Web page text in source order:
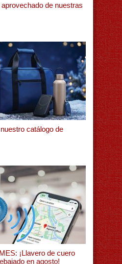
de nuestras
catálogo de
¡Llavero de cuero
en agosto!